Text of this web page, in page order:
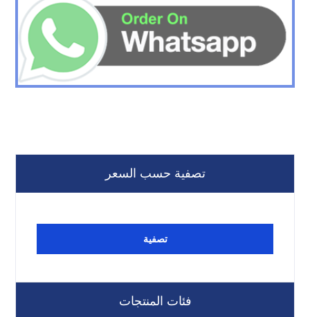
تصفية حسب السعر
تصفية
فئات المنتجات